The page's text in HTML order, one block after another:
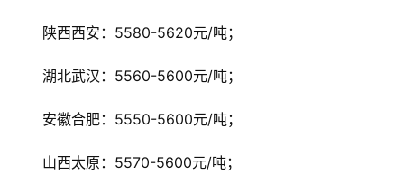
陕西西安：5580-5620元/吨；
湖北武汉：5560-5600元/吨；
安徽合肥：5550-5600元/吨；
山西太原：5570-5600元/吨；